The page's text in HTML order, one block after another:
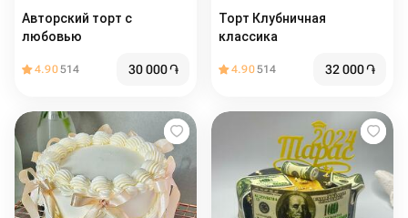
Авторский торт с
любовью
4.90514 30 000֏
Торт Клубничная
классика
4.90514 32 000֏